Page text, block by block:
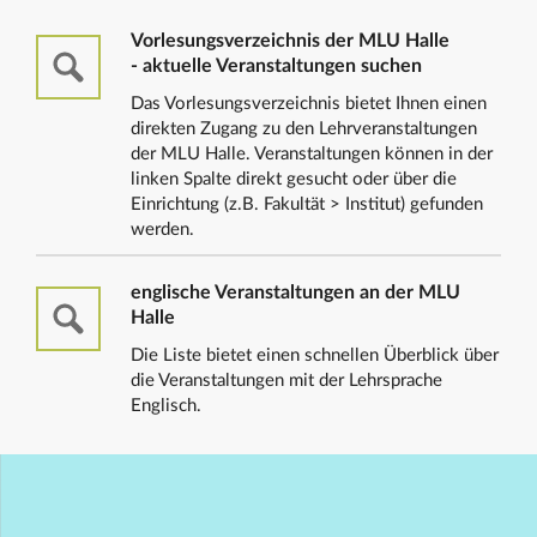
Vorlesungsverzeichnis der MLU Halle
- aktuelle Veranstaltungen suchen
Das Vorlesungsverzeichnis bietet Ihnen einen
direkten Zugang zu den Lehrveranstaltungen
der MLU Halle. Veranstaltungen können in der
linken Spalte direkt gesucht oder über die
Einrichtung (z.B. Fakultät > Institut) gefunden
werden.
englische Veranstaltungen an der MLU
Halle
Die Liste bietet einen schnellen Überblick über
die Veranstaltungen mit der Lehrsprache
Englisch.